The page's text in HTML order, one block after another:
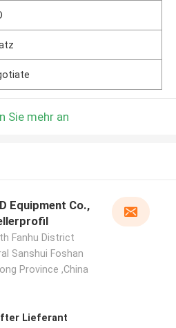
Sie mehr an
Equipment Co.,
Fanhu District
Sanshui Foshan
Province ,China
Lieferant